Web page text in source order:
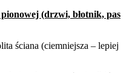
(drzwi, błotnik, pas
ściana (ciemniejsza – lepiej